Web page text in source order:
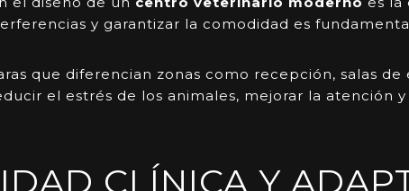
y garantizar la comodidad es
que diferencian zonas como recepción, salas
el estrés de los animales, mejorar la
CLÍNICA Y